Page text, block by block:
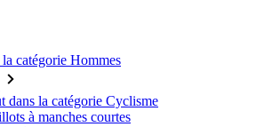
catégorie Hommes
dans la catégorie Cyclisme
à manches courtes